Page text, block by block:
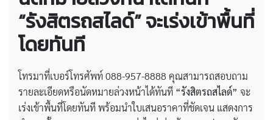
“รังสิตรถสไลด์” จะเร่งเข้าพื้นที่
โดยทันที
โทรมาที่เบอร์โทรศัพท์ 088-957-8888 คุณสามารถสอบถาม
รายละเอียดหรือนัดหมายล่วงหน้าได้ทันที “รังสิตรถสไลด์” จะ
เร่งเข้าพื้นที่โดยทันที พร้อมนำใบเสนอราคาที่ชัดเจน แสดงการ